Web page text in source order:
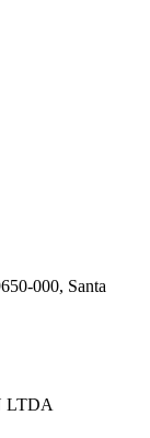
000, Santa
LTDA